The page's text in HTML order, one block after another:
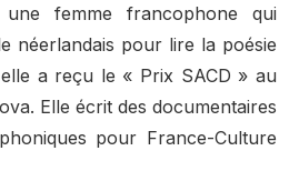
une femme francophone qui
néerlandais pour lire la poésie
a reçu le « Prix SACD » au
Elle écrit des documentaires
pour France-Culture